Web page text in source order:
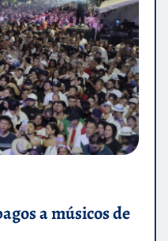
a músicos de